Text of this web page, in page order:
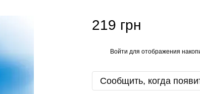
219 грн
Войти для отображения
Сообщить, когда